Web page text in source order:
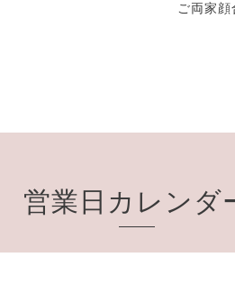
ご両家顔
営業日カレンダ